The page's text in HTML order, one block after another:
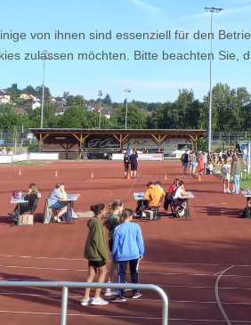
von ihnen sind essenziell für den
zulassen möchten. Bitte beachten